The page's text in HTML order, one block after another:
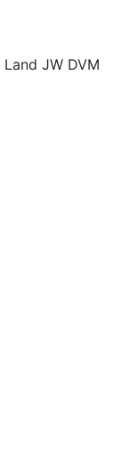
La La Land JW
Pandora
Joker